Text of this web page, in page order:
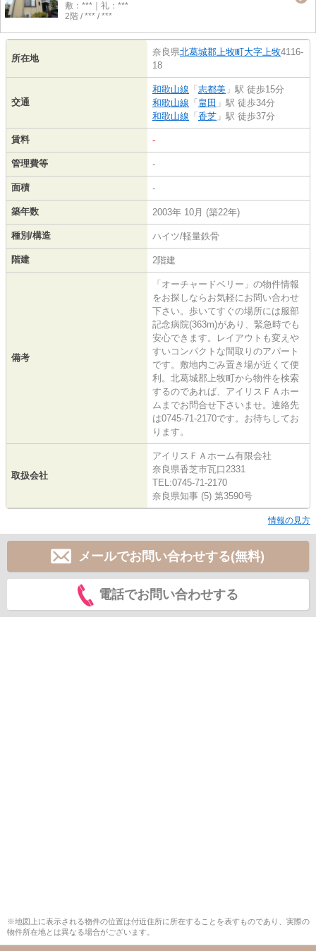
敷：***｜礼：***
2階 / *** / ***
所在地
奈良県北葛城郡上牧町大字上牧4116-
18
交通
和歌山線 「 志都美 」駅 徒歩15分
和歌山線 「 畠田 」駅 徒歩34分
和歌山線 「 香芝 」駅 徒歩37分
賃料 -
管理費等 -
面積 -
築年数 2003年 10月 (築22年)
種別/構造 ハイツ/軽量鉄骨
階建 2階建
備考
「オーチャードベリー」の物件情報
をお探しならお気軽にお問い合わせ
下さい。歩いてすぐの場所には服部
記念病院(363m)があり、緊急時でも
安心できます。レイアウトも変えや
すいコンパクトな間取りのアパート
です。敷地内ごみ置き場が近くて便
利。北葛城郡上牧町から物件を検索
するのであれば、アイリスＦＡホー
ムまでお問合せ下さいませ。連絡先
は0745-71-2170です。お待ちしてお
ります。
取扱会社
アイリスＦＡホーム有限会社
奈良県香芝市瓦口2331
TEL:0745-71-2170
奈良県知事 (5) 第3590号
情報の見方
メールでお問い合わせする(無料)
電話でお問い合わせする
※地図上に表示される物件の位置は付近住所に所在することを表すものであり、実際の
物件所在地とは異なる場合がございます。